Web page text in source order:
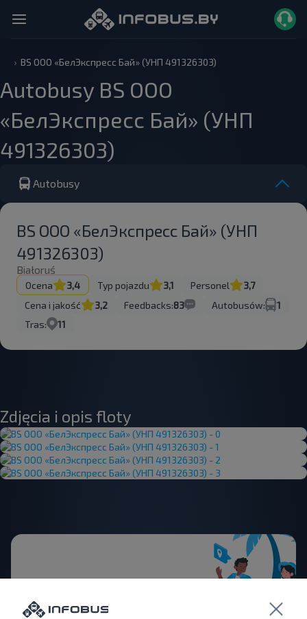
BS ООО «БелЭкспресс Бай» (УНП 491326303)
Autobusy BS ООО
«БелЭкспресс Бай» (УНП
491326303)
Autobusy
BS ООО «БелЭкспресс Бай» (УНП
491326303)
Białoruś
Ocena 3,4 Typ pojazdu 3,1 Personel
3,7
Cena i jakość
3,2 Feedbacks:83 Autobusów:
1
Tras:
11
Zdjęcia i opis floty
Chcesz